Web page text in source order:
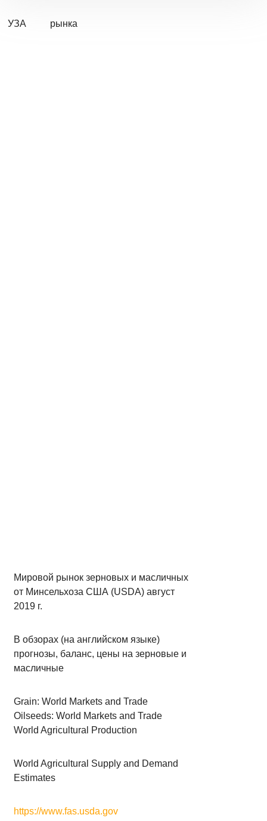
УЗА рынка
Мировой рынок зерновых и масличных
от Минсельхоза США (USDA) август
2019 г.
В обзорах (на английском языке)
прогнозы, баланс, цены на зерновые и
масличные
Grain: World Markets and Trade
Oilseeds: World Markets and Trade
World Agricultural Production
World Agricultural Supply and Demand
Estimates
https://www.fas.usda.gov